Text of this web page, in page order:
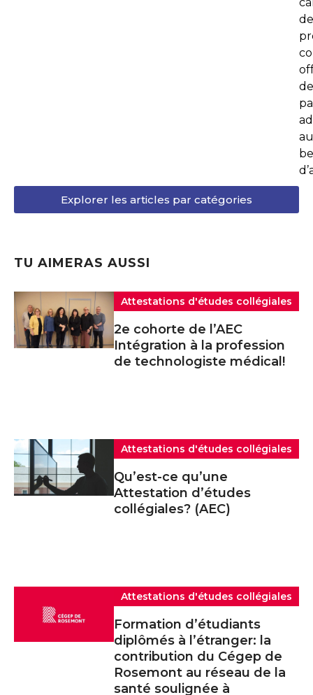
de
Explorer les articles par catégories
TU AIMERAS AUSSI
Attestations d'études collégiales
2e cohorte de l’AEC
Intégration à la profession
de technologiste médical!
Attestations d'études collégiales
Qu’est-ce qu’une
Attestation d’études
collégiales? (AEC)
Attestations d'études collégiales
Formation d’étudiants
diplômés à l’étranger: la
contribution du Cégep de
Rosemont au réseau de la
santé soulignée à